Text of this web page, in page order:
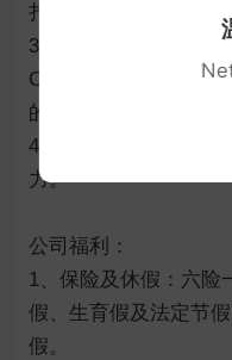
扎特等；
3、能够熟练运用
CAD,proe/soliworks等
的编程；
4、有上进心、有团队
力。
公司福利：
1、保险及休假：六险
假、生育假及法定节
假。